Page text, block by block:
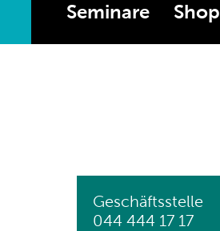
Seminare Shop
Geschäftsstelle
044 444 17 17